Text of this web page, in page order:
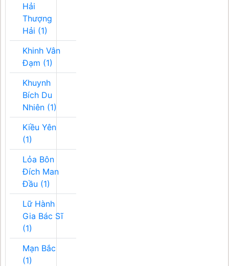
Hải
Thượng
Hải (1)
Khinh Vân
Đạm (1)
Khuynh
Bích Du
Nhiên (1)
Kiều Yên
(1)
Lỏa Bôn
Đích Man
Đầu (1)
Lữ Hành
Gia Bác Sĩ
(1)
Mạn Bắc
(1)